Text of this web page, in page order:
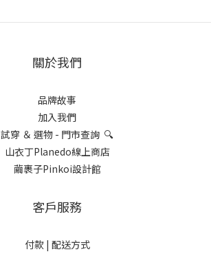
關於我們
品牌故事
加入我們
試穿 ＆ 選物 - 門市查詢 🔍
山衣丁Planedo線上商店
繭裹子Pinkoi設計館
客戶服務
付款 | 配送方式